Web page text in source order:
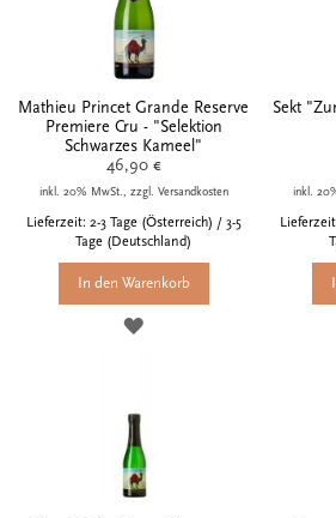
Mathieu Princet Grande Reserve
Premiere Cru - "Selektion
Schwarzes Kameel"
46,90 €
inkl. 20% MwSt., zzgl. Versandkosten
Lieferzeit: 2-3 Tage (Österreich) / 3-5
Tage (Deutschland)
In den Warenkorb
ZUR
Sekt
inkl.